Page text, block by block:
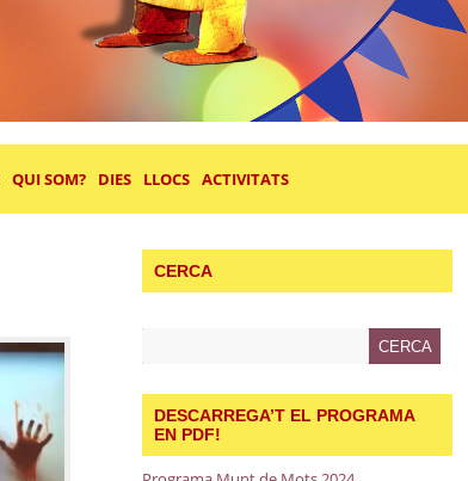
QUI SOM? DIES LLOCS ACTIVITATS
CERCA
DESCARREGA’T EL PROGRAMA
EN PDF!